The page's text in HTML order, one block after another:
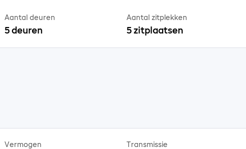
Aantal deuren
5 deuren
Aantal zitplekken
5 zitplaatsen
Vermogen Transmissie